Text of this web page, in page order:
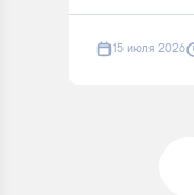
15 июля 2026